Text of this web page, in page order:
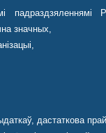
падраздзяленнямі
значных,
дастаткова